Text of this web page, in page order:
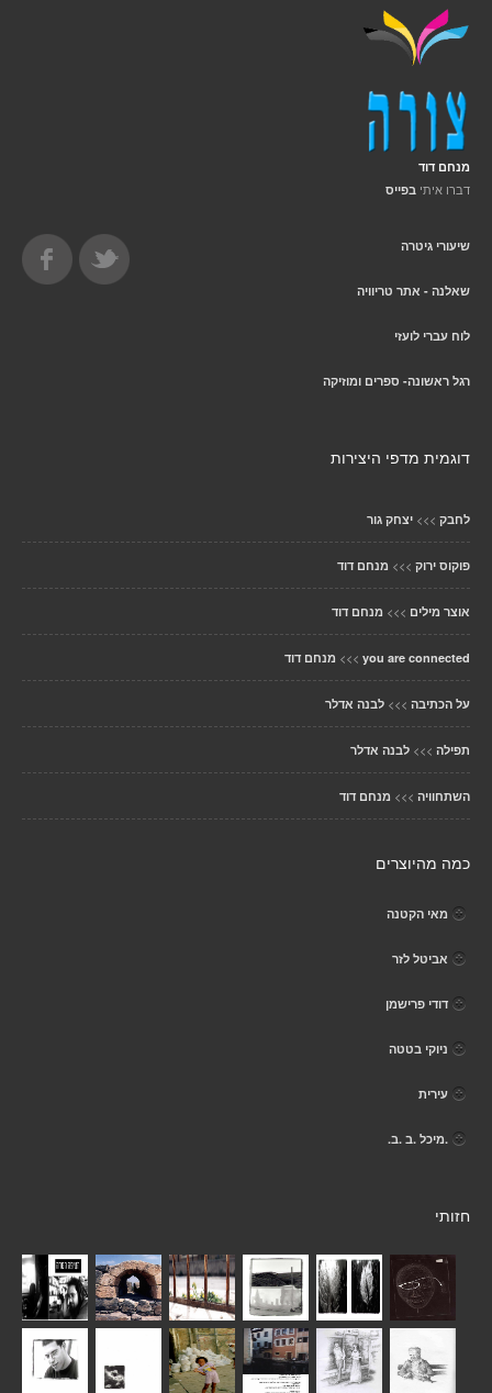
מנחם דוד
דברו איתי בפייס
שיעורי גיטרה
שאלנה - אתר טריוויה
לוח עברי לועזי
רגל ראשונה- ספרים ומוזיקה
דוגמית מדפי היצירות
לחבק >>> יצחק גור
פוקוס ירוק >>> מנחם דוד
אוצר מילים >>> מנחם דוד
you are connected
>>> מנחם דוד
על הכתיבה >>> לבנה אדלר
תפילה >>> לבנה אדלר
השתחוויה >>> מנחם דוד
כמה מהיוצרים
מאי הקטנה
אביטל לזר
דודי פרישמן
ניוקי בטטה
עירית
.מיכל .ב .ב.
חזותי